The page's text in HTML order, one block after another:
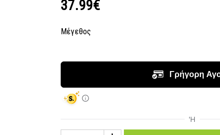
37.99€
Μέγεθος